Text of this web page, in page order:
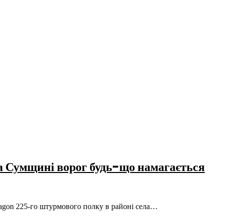
Сумщині ворог будь-що намагається
225-го штурмового полку в районі села…